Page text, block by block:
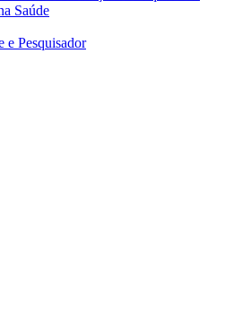
Saúde
e Pesquisador